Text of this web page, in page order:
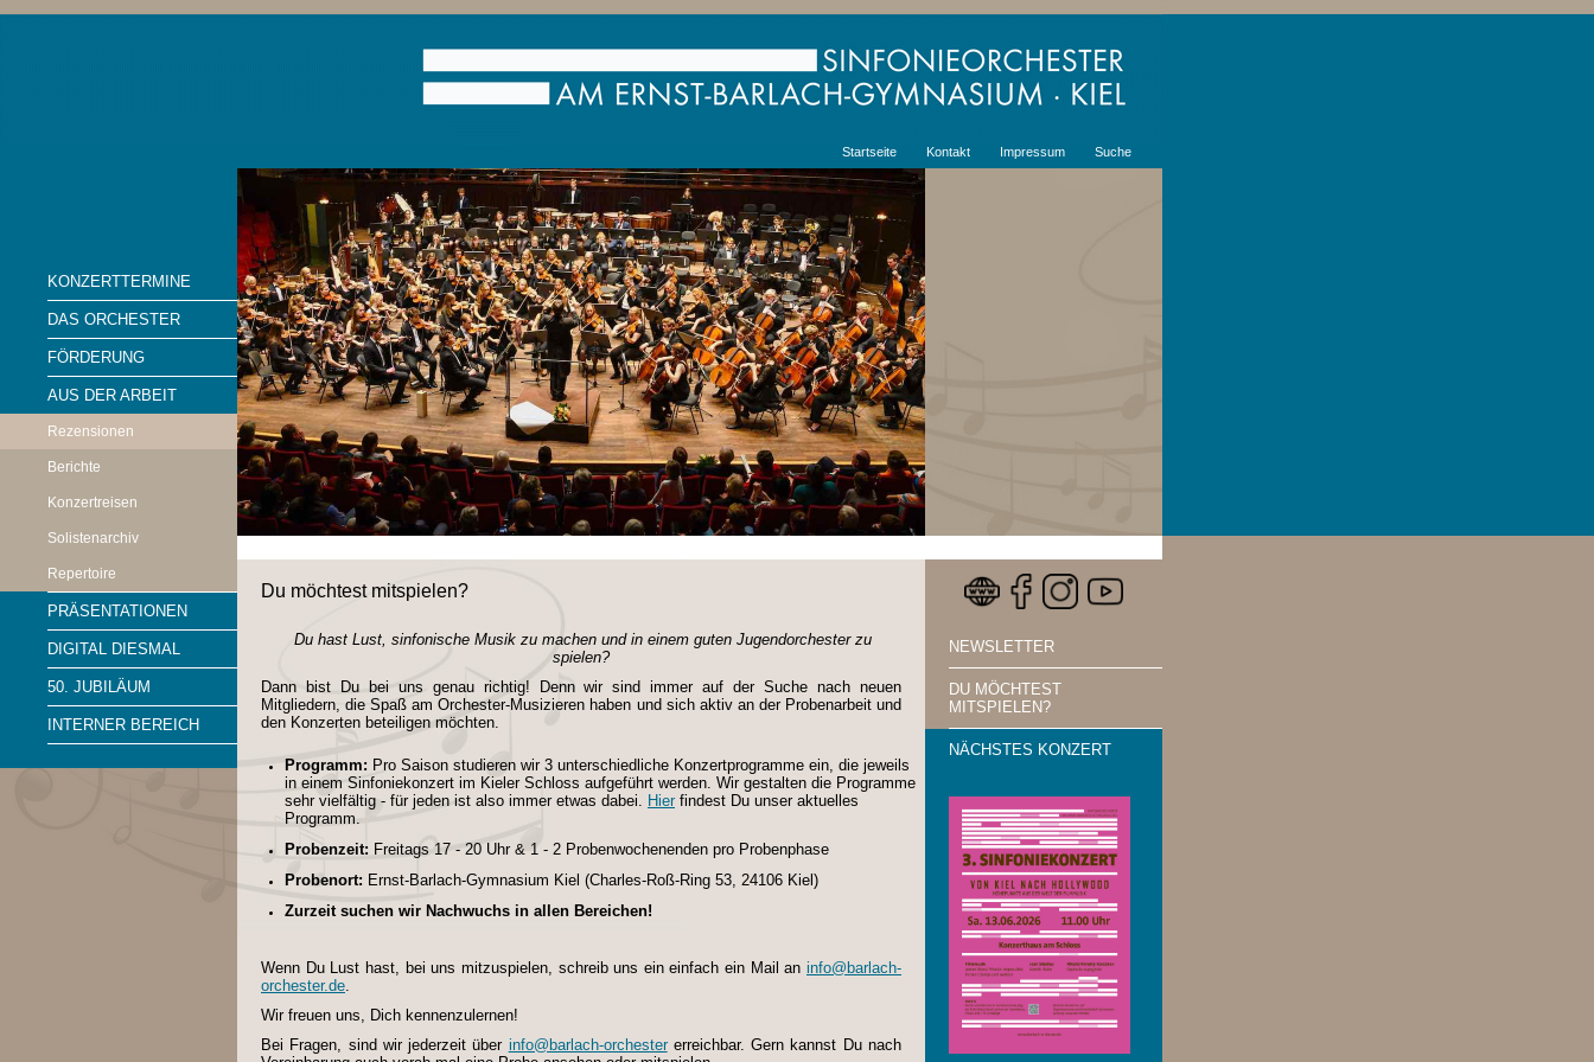
Startseite Kontakt Impressum Suche
KONZERTTERMINE
DAS ORCHESTER
FÖRDERUNG
AUS DER ARBEIT
Rezensionen
Berichte
Konzertreisen
Solistenarchiv
Repertoire
PRÄSENTATIONEN
DIGITAL DIESMAL
50. JUBILÄUM
INTERNER BEREICH
Du möchtest mitspielen?
Du hast Lust, sinfonische Musik zu machen und in einem guten Jugendorchester zu
spielen?
Dann bist Du bei uns genau richtig! Denn wir sind immer auf der Suche nach neuen
Mitgliedern, die Spaß am Orchester-Musizieren haben und sich aktiv an der Probenarbeit und
den Konzerten beteiligen möchten.
Programm: Pro Saison studieren wir 3 unterschiedliche Konzertprogramme ein, die jeweils
in einem Sinfoniekonzert im Kieler Schloss aufgeführt werden. Wir gestalten die Programme
sehr vielfältig - für jeden ist also immer etwas dabei. Hierfindest Du unser aktuelles
Programm.
Probenzeit: Freitags 17 - 20 Uhr & 1 - 2 Probenwochenenden pro Probenphase
Probenort: Ernst-Barlach-Gymnasium Kiel (Charles-Roß-Ring 53, 24106 Kiel)
Zurzeit suchen wir Nachwuchs in allen Bereichen!
Wenn Du Lust hast, bei uns mitzuspielen, schreib uns ein einfach ein Mail an info@barlach-
orchester.de
Wir freuen uns, Dich kennenzulernen!
Bei Fragen, sind wir jederzeit über info@barlach-orchestererreichbar. Gern kannst Du nach
NEWSLETTER
DU MÖCHTEST
MITSPIELEN?
NÄCHSTES KONZERT